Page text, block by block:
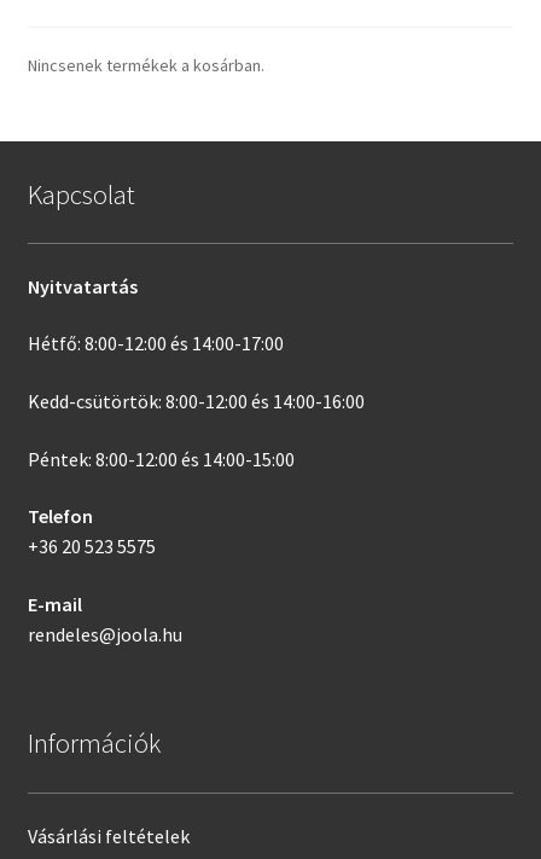
Nincsenek termékek a kosárban.
Kapcsolat
Nyitvatartás
Hétfő: 8:00-12:00 és 14:00-17:00
Kedd-csütörtök: 8:00-12:00 és 14:00-16:00
Péntek: 8:00-12:00 és 14:00-15:00
Telefon
+36 20 523 5575
E-mail
rendeles@joola.hu
Információk
Vásárlási feltételek